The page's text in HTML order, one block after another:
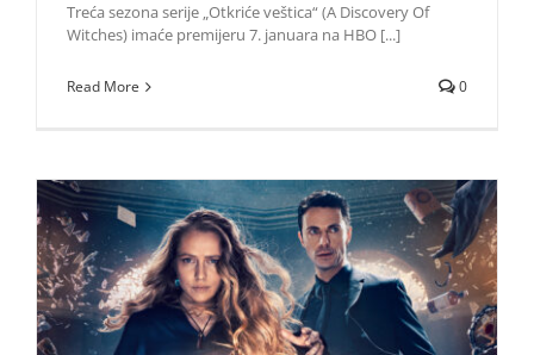
Treća sezona serije „Otkriće veštica“ (A Discovery Of
Witches) imaće premijeru 7. januara na HBO [...]
Read More 0
Premijera treće sezone serije „Otkriće veštica“ 7. januara
na HBO GO-u